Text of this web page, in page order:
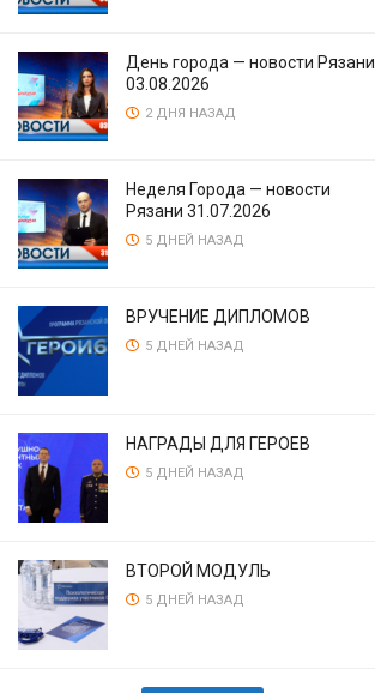
День города — новости Рязани
03.08.2026
2 ДНЯ НАЗАД
Неделя Города — новости
Рязани 31.07.2026
5 ДНЕЙ НАЗАД
ВРУЧЕНИЕ ДИПЛОМОВ
5 ДНЕЙ НАЗАД
НАГРАДЫ ДЛЯ ГЕРОЕВ
5 ДНЕЙ НАЗАД
ВТОРОЙ МОДУЛЬ
5 ДНЕЙ НАЗАД